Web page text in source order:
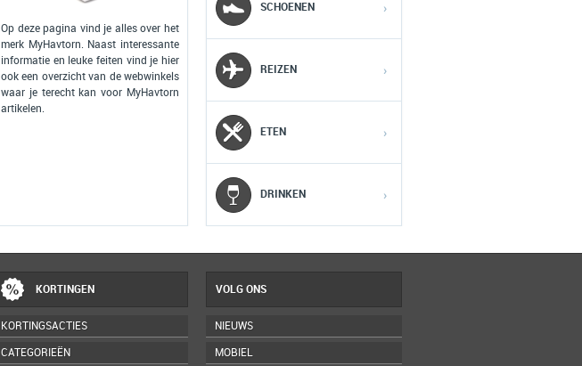
2
3
Op deze pagina vind je alles over het
merk MyHavtorn. Naast interessante
informatie en leuke feiten vind je hier
ook een overzicht van de webwinkels
waar je terecht kan voor MyHavtorn
artikelen.
SCHOENEN ›
REIZEN ›
ETEN ›
DRINKEN ›
KORTINGEN
KORTINGSACTIES
CATEGORIEËN
VOLG ONS
NIEUWS
MOBIEL